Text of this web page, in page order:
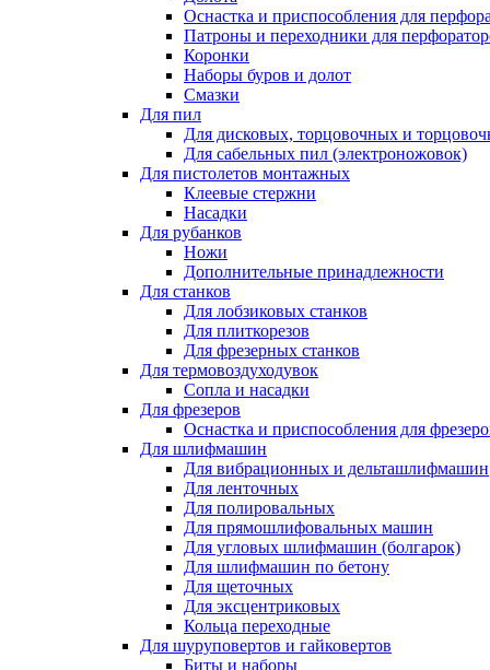
Оснастка и приспособления для
Патроны и переходники для
Коронки
Наборы буров и долот
Смазки
Для пил
Для дисковых, торцовочных и
Для сабельных пил (электроножовок)
Для пистолетов монтажных
Клеевые стержни
Насадки
Для рубанков
Ножи
Дополнительные принадлежности
Для станков
Для лобзиковых станков
Для плиткорезов
Для фрезерных станков
Для термовоздуходувок
Сопла и насадки
Для фрезеров
Оснастка и приспособления для
Для шлифмашин
Для вибрационных и дельташлифмашин
Для ленточных
Для полировальных
Для прямошлифовальных машин
Для угловых шлифмашин (болгарок)
Для шлифмашин по бетону
Для щеточных
Для эксцентриковых
Кольца переходные
Для шуруповертов и гайковертов
Биты и наборы